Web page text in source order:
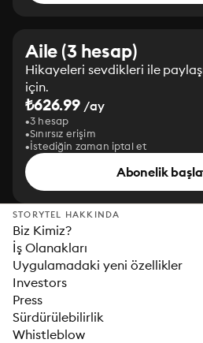
Aile (3 hesap)
Hikayeleri sevdikleri ile
için.
₺626.99 /ay
3 hesap
Sınırsız erişim
İstediğin zaman iptal et
Abonelik
STORYTEL HAKKINDA
Biz Kimiz?
İş Olanakları
Uygulamadaki yeni özellikler
Investors
Press
Sürdürülebilirlik
Whistleblow